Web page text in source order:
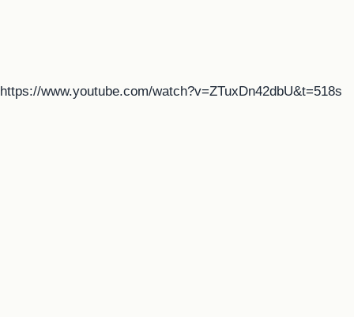
https://www.youtube.com/watch?v=ZTuxDn42dbU&t=518s